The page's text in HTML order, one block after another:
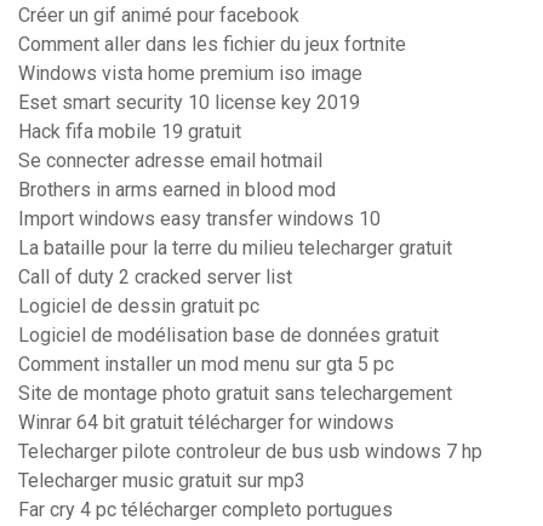
Créer un gif animé pour facebook
Comment aller dans les fichier du jeux fortnite
Windows vista home premium iso image
Eset smart security 10 license key 2019
Hack fifa mobile 19 gratuit
Se connecter adresse email hotmail
Brothers in arms earned in blood mod
Import windows easy transfer windows 10
La bataille pour la terre du milieu telecharger gratuit
Call of duty 2 cracked server list
Logiciel de dessin gratuit pc
Logiciel de modélisation base de données gratuit
Comment installer un mod menu sur gta 5 pc
Site de montage photo gratuit sans telechargement
Winrar 64 bit gratuit télécharger for windows
Telecharger pilote controleur de bus usb windows 7 hp
Telecharger music gratuit sur mp3
Far cry 4 pc télécharger completo portugues